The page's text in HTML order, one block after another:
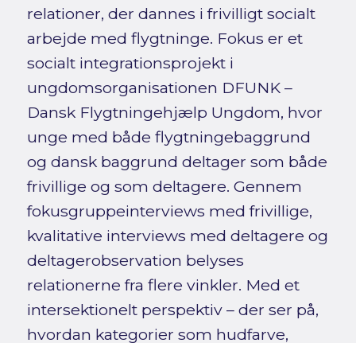
relationer, der dannes i frivilligt socialt
arbejde med flygtninge. Fokus er et
socialt integrationsprojekt i
ungdomsorganisationen DFUNK –
Dansk Flygtningehjælp Ungdom, hvor
unge med både flygtningebaggrund
og dansk baggrund deltager som både
frivillige og som deltagere. Gennem
fokusgruppeinterviews med frivillige,
kvalitative interviews med deltagere og
deltagerobservation belyses
relationerne fra flere vinkler. Med et
intersektionelt perspektiv – der ser på,
hvordan kategorier som hudfarve,